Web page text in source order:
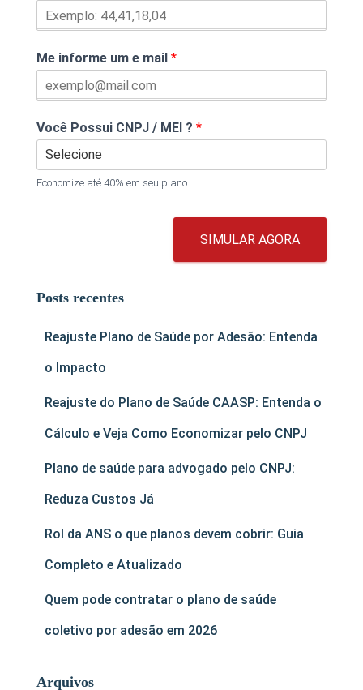
Me informe um e mail *
Você Possui CNPJ / MEI ? *
Economize até 40% em seu plano.
SIMULAR AGORA
Posts recentes
Reajuste Plano de Saúde por Adesão: Entenda
o Impacto
Reajuste do Plano de Saúde CAASP: Entenda o
Cálculo e Veja Como Economizar pelo CNPJ
Plano de saúde para advogado pelo CNPJ:
Reduza Custos Já
Rol da ANS o que planos devem cobrir: Guia
Completo e Atualizado
Quem pode contratar o plano de saúde
coletivo por adesão em 2026
Arquivos